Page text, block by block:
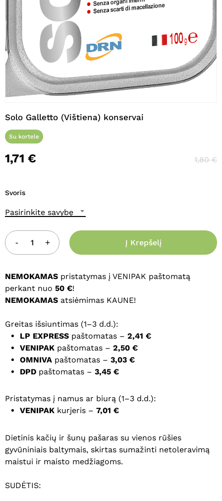
Solo Galletto (Vištiena) konservai
Su kortele
1,71 € 1,80€
Svoris
Pasirinkite savybę
Į Krepšelį
NEMOKAMAS pristatymas į VENIPAK paštomatą
perkant nuo 50 €!
NEMOKAMAS atsiėmimas KAUNE!
Greitas išsiuntimas (1–3 d.d.):
LP EXPRESS paštomatas – 2,41 €
VENIPAK paštomatas – 2,50 €
OMNIVA paštomatas – 3,03 €
DPD paštomatas – 3,45 €
Pristatymas į namus ar biurą (1–3 d.d.):
VENIPAK kurjeris – 7,01 €
Dietinis kačių ir šunų pašaras su vienos rūšies
gyvūniniais baltymais, skirtas sumažinti netoleravimą
maistui ir maisto medžiagoms.
SUDĖTIS:
Pavadinimas
El. paštas
išsaugoti vardą, el. pašto adresą ir